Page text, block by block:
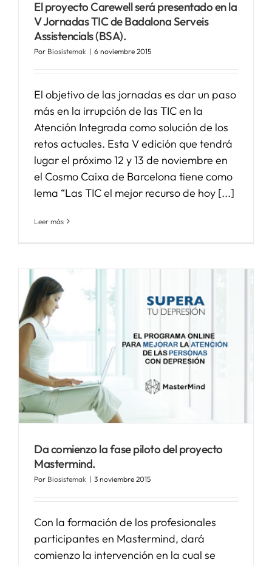
El proyecto Carewell será presentado en la
V Jornadas TIC de Badalona Serveis
Assistencials (BSA).
Por Biosistemak | 6 noviembre 2015
El objetivo de las jornadas es dar un paso
más en la irrupción de las TIC en la
Atención Integrada como solución de los
retos actuales. Esta V edición que tendrá
lugar el próximo 12 y 13 de noviembre en
el Cosmo Caixa de Barcelona tiene como
lema “Las TIC el mejor recurso de hoy [...]
Leer más
Da comienzo la fase piloto del proyecto
Mastermind.
Por Biosistemak | 3 noviembre 2015
Con la formación de los profesionales
participantes en Mastermind, dará
comienzo la intervención en la cual se